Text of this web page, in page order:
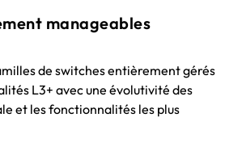
manageables
de switches entièrement gérés
L3+ avec une évolutivité des
et les fonctionnalités les plus